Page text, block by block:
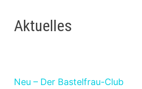
Aktuelles
Neu – Der Bastelfrau-Club